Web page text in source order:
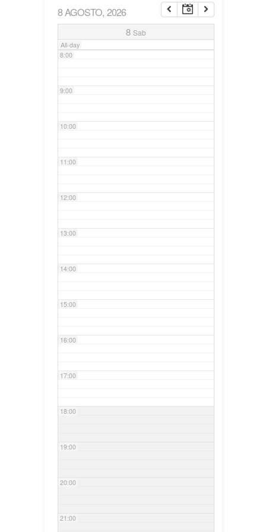
8 AGOSTO, 2026
8 Sab
All-day
7:00
8:00
9:00
10:00
11:00
12:00
13:00
14:00
15:00
16:00
17:00
18:00
19:00
20:00
21:00